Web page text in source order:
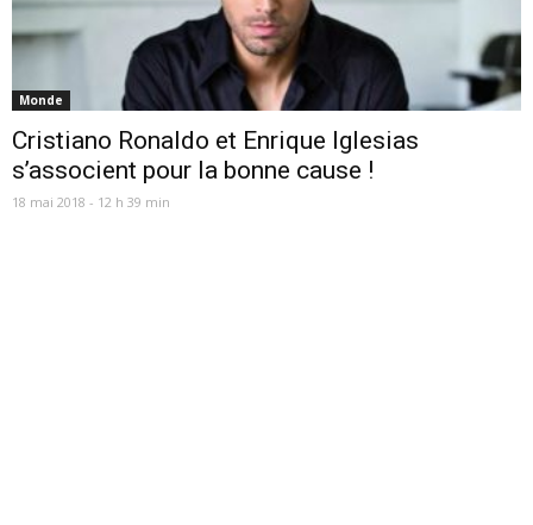
Monde
Cristiano Ronaldo et Enrique Iglesias
s’associent pour la bonne cause !
18 mai 2018 - 12 h 39 min